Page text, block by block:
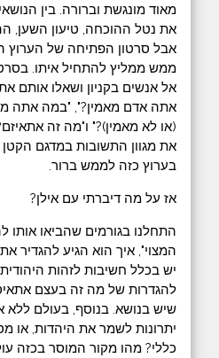
מאוד מונגשת וברורה. בין
את נטל ההוכחה, טיעון השען,
אבל סרטון הפתיחה של הערוץ
ממש ממליץ להתחיל איתו.
אל אנשים בקניון ושאלו אותם
אתה אדם מאמין?", "במה אתה
(או לא מאמין)?" ו"מה זה
את מגוון התשובות במדגם
בערוץ כזה לממש ברור.
אז על מה דיברתי עם אילן?
התחלנו בגורמים שהביאו
המצוי", איך הוא הגיע להגדיר
יש בכלל חשיבות לזהות
להגדרות של מה זה בעצם
שיש בנושא. בנוסף, בעולם ללא
יתרונות לשמר את היהדות, או
כללי? מהו מקור המוסר בכזה